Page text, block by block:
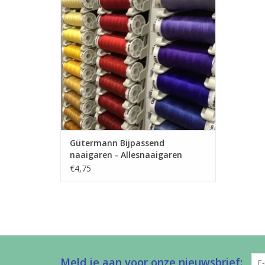
naaimachine. Dit garen kan je gebruiken
voor allerlei stoffen.
TOEVOEGEN AAN WINKELWAGEN
Gütermann Bijpassend
naaigaren - Allesnaaigaren
200m
€4,75